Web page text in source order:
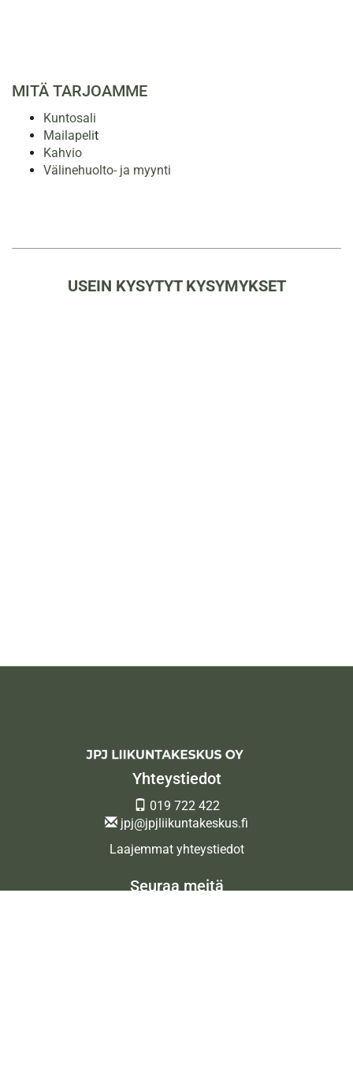
MITÄ TARJOAMME
Kuntosali
Mailapelit
Kahvio
Välinehuolto- ja myynti
USEIN KYSYTYT KYSYMYKSET
Yhteystiedot
019 722 422
jpj@jpjliikuntakeskus.fi
Laajemmat yhteystiedot
Seuraa meitä